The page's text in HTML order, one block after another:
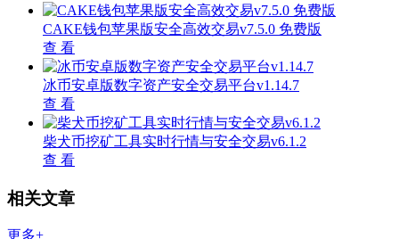
CAKE钱包苹果版安全高效交易v7.5.0 免费版
查 看
冰币安卓版数字资产安全交易平台v1.14.7
查 看
柴犬币挖矿工具实时行情与安全交易v6.1.2
查 看
相关文章
更多+